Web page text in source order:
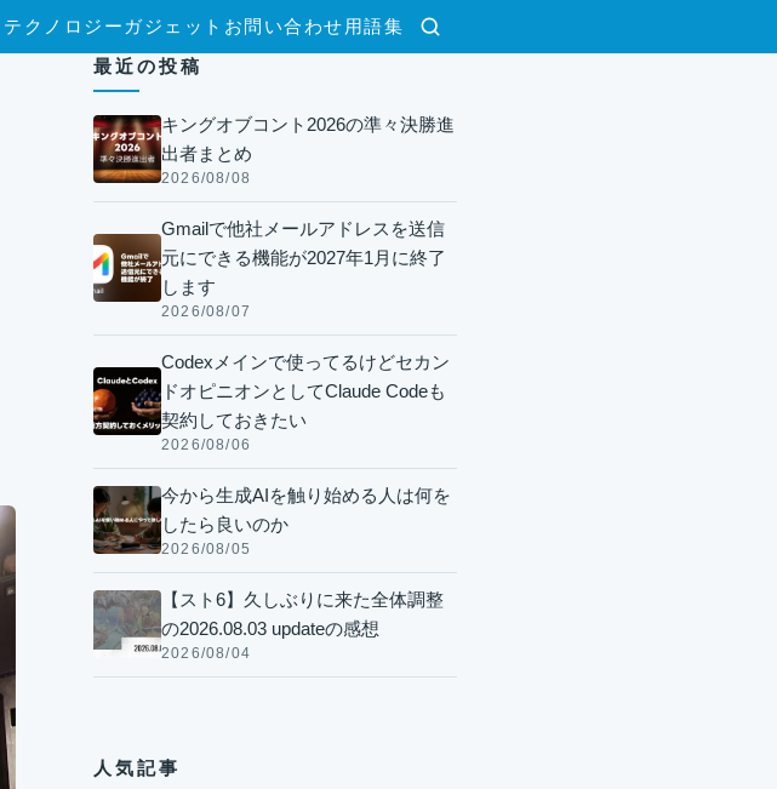
検索
テクノロジー ガジェット お問い合わせ 用語集
最近の投稿
キングオブコント2026の準々決勝進
出者まとめ
2026/08/08
Gmailで他社メールアドレスを送信
元にできる機能が2027年1月に終了
します
2026/08/07
Codexメインで使ってるけどセカン
ドオピニオンとしてClaude Codeも
契約しておきたい
2026/08/06
今から生成AIを触り始める人は何を
したら良いのか
2026/08/05
【スト6】久しぶりに来た全体調整
の2026.08.03 updateの感想
2026/08/04
人気記事